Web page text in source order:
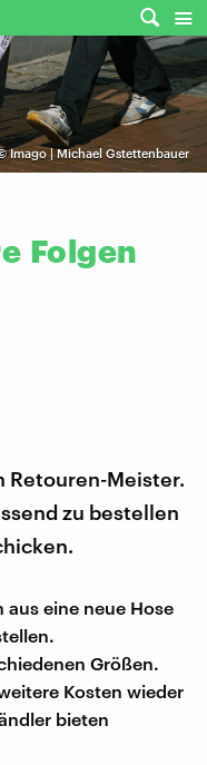
Imago | Michael Gstettenbauer
Folgen
Retouren-Meister.
zu bestellen
aus eine neue Hose
Größen.
Kosten wieder
bieten